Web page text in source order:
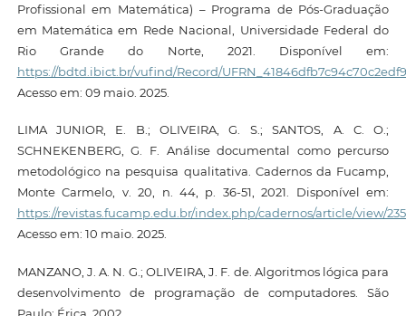
Profissional em Matemática) – Programa de Pós-Graduação
em Matemática em Rede Nacional, Universidade Federal do
Rio Grande do Norte, 2021. Disponível em:
https://bdtd.ibict.br/vufind/Record/
Acesso em: 09 maio. 2025.
LIMA JUNIOR, E. B.; OLIVEIRA, G. S.; SANTOS, A. C. O.;
SCHNEKENBERG, G. F. Análise documental como percurso
metodológico na pesquisa qualitativa. Cadernos da Fucamp,
Monte Carmelo, v. 20, n. 44, p. 36-51, 2021. Disponível em:
https://revistas.fucamp.edu.br/index.php/cadernos/article/view/
Acesso em: 10 maio. 2025.
MANZANO, J. A. N. G.; OLIVEIRA, J. F. de. Algoritmos lógica para
desenvolvimento de programação de computadores. São
Paulo: Érica, 2002.